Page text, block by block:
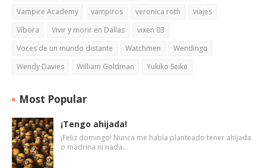
Vampire Academy
vampiros veronica roth
viajes
Víbora
Vivir y morir en Dallas
vixen 03
Voces de un mundo distante
Watchmen
Wendingo
Wendy Davies
William Goldman Yukiko Seike
Most Popular
¡Tengo ahijada!
¡Feliz domingo! Nunca me había planteado tener ahijada
o madrina ni nada…